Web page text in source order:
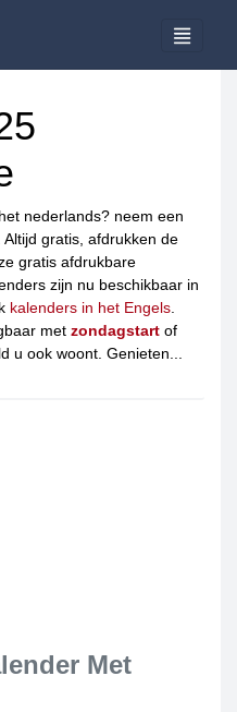
nederlands? neem een
gratis, afdrukken de
gratis afdrukbare
zijn nu beschikbaar in
kalenders in het Engels
met zondagstart of
u ook woont. Genieten...
Met